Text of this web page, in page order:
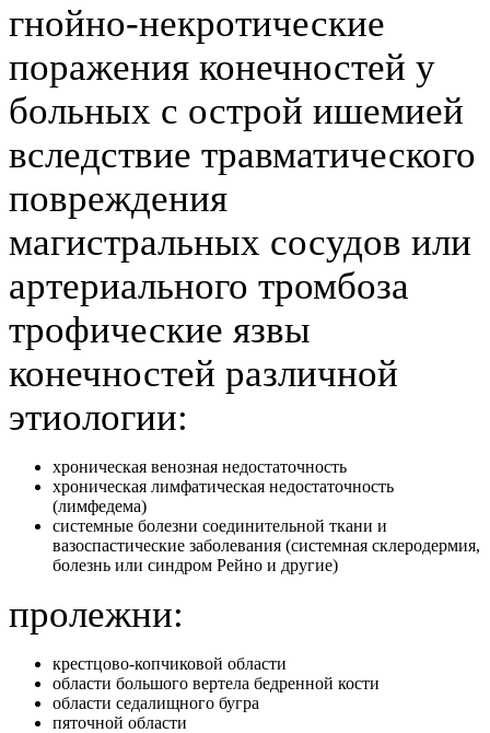
гнойно-некротические
поражения конечностей у
больных с острой ишемией
вследствие травматического
повреждения
магистральных сосудов или
артериального тромбоза
трофические язвы
конечностей различной
этиологии:
хроническая венозная недостаточность
хроническая лимфатическая недостаточность
(лимфедема)
системные болезни соединительной ткани и
вазоспастические заболевания (системная склеродермия,
болезнь или синдром Рейно и другие)
пролежни:
крестцово-копчиковой области
области большого вертела бедренной кости
области седалищного бугра
пяточной области